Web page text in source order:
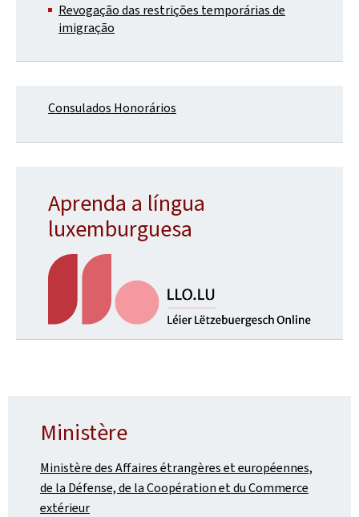
Revogação das restrições temporárias de
imigração
Consulados Honorários
Aprenda a língua
luxemburguesa
Ministère
Ministère des Affaires étrangères et européennes,
de la Défense, de la Coopération et du Commerce
extérieur